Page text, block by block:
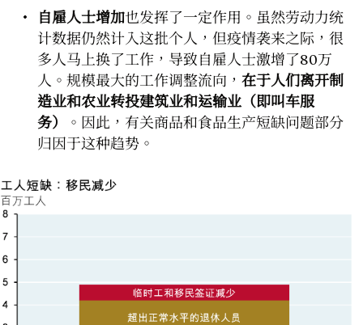
自雇人士增加也发挥了一定作用。虽然劳动力统
计数据仍然计入这批个人，但疫情袭来之际，很
多人马上换了工作，导致自雇人士激增了80万
人。规模最大的工作调整流向， 在于人们离开制
造业和农业转投建筑业和运输业（即叫车服
务）
。因此，有关商品和食品生产短缺问题部分
归因于这种趋势。